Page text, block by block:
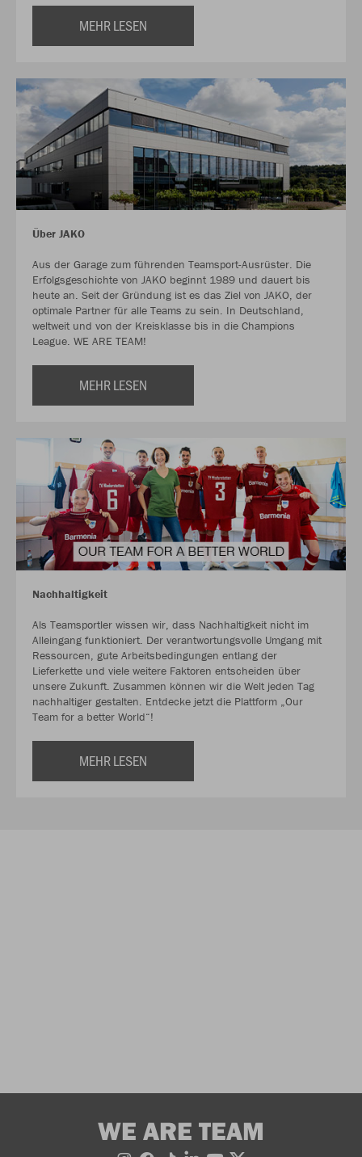
MEHR LESEN
Über JAKO
Aus der Garage zum führenden Teamsport-Ausrüster. Die
Erfolgsgeschichte von JAKO beginnt 1989 und dauert bis
heute an. Seit der Gründung ist es das Ziel von JAKO, der
optimale Partner für alle Teams zu sein. In Deutschland,
weltweit und von der Kreisklasse bis in die Champions
League. WE ARE TEAM!
MEHR LESEN
Nachhaltigkeit
Als Teamsportler wissen wir, dass Nachhaltigkeit nicht im
Alleingang funktioniert. Der verantwortungsvolle Umgang mit
Ressourcen, gute Arbeitsbedingungen entlang der
Lieferkette und viele weitere Faktoren entscheiden über
unsere Zukunft. Zusammen können wir die Welt jeden Tag
nachhaltiger gestalten. Entdecke jetzt die Plattform „Our
Team for a better World“!
MEHR LESEN
WE ARE TEAM